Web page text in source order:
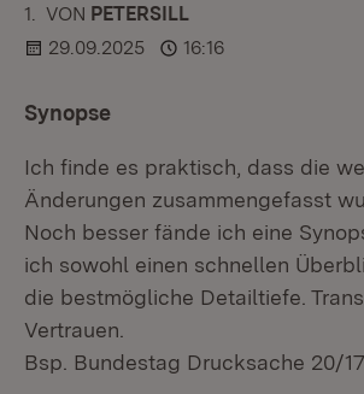
1. KOMMENTAR
VON :PETERSILL
29.09.2025
16:16
Synopse
Ich finde es praktisch, dass die
Änderungen zusammengefasst
Noch besser fände ich eine
ich sowohl einen schnellen
die bestmögliche Detailtiefe.
Vertrauen.
Bsp. Bundestag Drucksache 20/